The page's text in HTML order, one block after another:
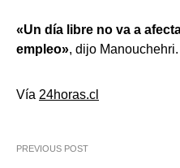
«Un día libre no va a
empleo», dijo Manouchehri.
Vía 24horas.cl
PREVIOUS POST